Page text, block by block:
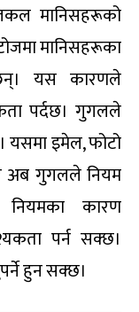
मानिसहरूको
मानिसहरूका
यस कारणले
पर्दछ। गुगलले
यसमा इमेल, फोटो
अब गुगलले नियम
नियमका कारण
पर्न सक्छ।
हुन सक्छ।